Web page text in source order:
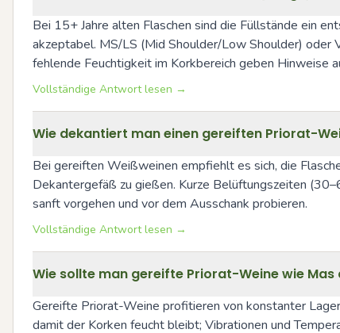
Bei 15+ Jahre alten Flaschen sind die Füllstände ein
akzeptabel. MS/LS (Mid Shoulder/Low Shoulder) oder
fehlende Feuchtigkeit im Korkbereich geben Hinweise
Vollständige Antwort lesen →
Wie dekantiert man einen gereiften Priorat-
Bei gereiften Weißweinen empfiehlt es sich, die
Dekantergefäß zu gießen. Kurze Belüftungszeiten
sanft vorgehen und vor dem Ausschank probieren.
Vollständige Antwort lesen →
Wie sollte man gereifte Priorat-Weine wie
Gereifte Priorat-Weine profitieren von konstanter
damit der Korken feucht bleibt; Vibrationen und